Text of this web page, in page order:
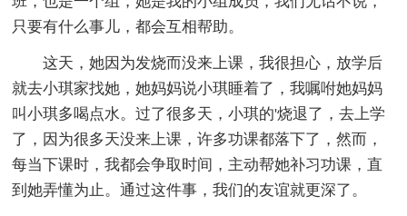
只要有什么事儿，都会互相帮助。
这天，她因为发烧而没来上课，我很担心，放学后
就去小琪家找她，她妈妈说小琪睡着了，我嘱咐她妈妈
叫小琪多喝点水。过了很多天，小琪的'烧退了，去上学
了，因为很多天没来上课，许多功课都落下了，然而，
每当下课时，我都会争取时间，主动帮她补习功课，直
到她弄懂为止。通过这件事，我们的友谊就更深了。